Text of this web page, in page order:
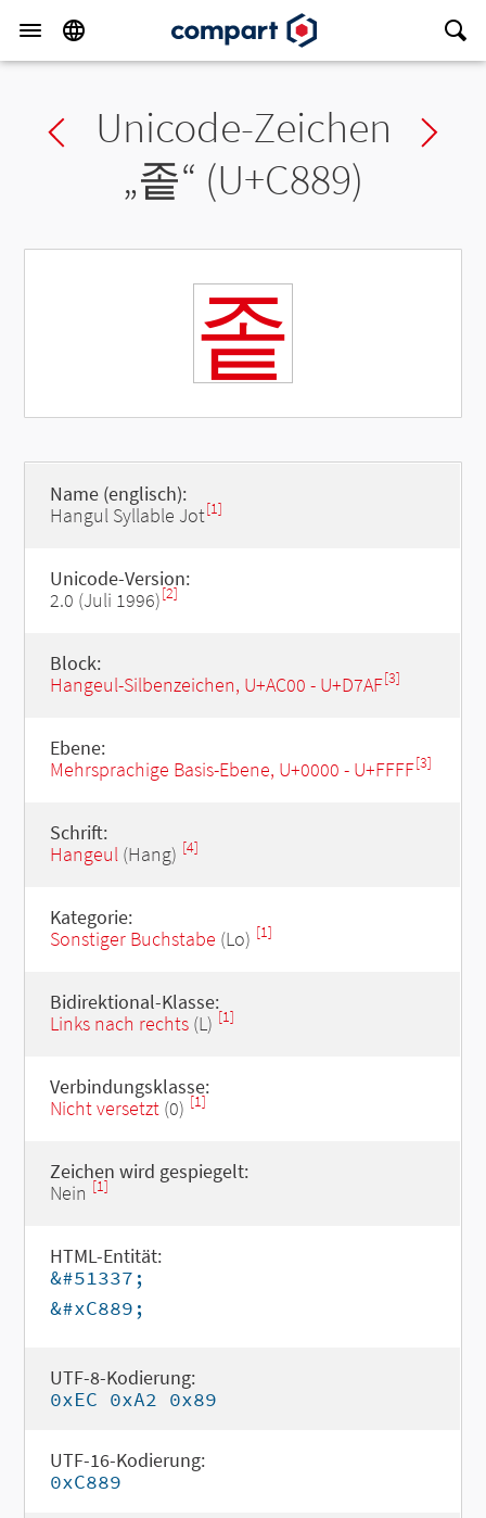
Previous char
Unicode-Zeichen
„좉“ (U+C889)
좉
Name (englisch):
Hangul Syllable Jot[1]
Unicode-Version:
2.0 (Juli 1996)[2]
Block:
Hangeul-Silbenzeichen, U+AC00 - U+D7AF[3]
Ebene:
Mehrsprachige Basis-Ebene, U+0000 - U+FFFF[3]
Schrift:
Hangeul(Hang) [4]
Kategorie:
Sonstiger Buchstabe (Lo) [1]
Bidirektional-Klasse:
Links nach rechts(L) [1]
Verbindungsklasse:
Nicht versetzt(0) [1]
Zeichen wird gespiegelt:
Nein [1]
HTML-Entität:
&#51337;
&#xC889;
UTF-8-Kodierung:
0xEC 0xA2 0x89
UTF-16-Kodierung:
0xC889